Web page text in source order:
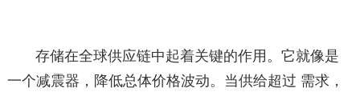
存储在全球供应链中起着关键的作用。它就像是
一个减震器，降低总体价格波动。当供给超过 需求，